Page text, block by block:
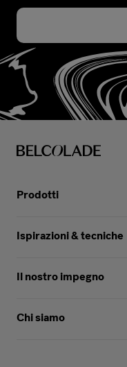
Prodotti
Ispirazioni & tecniche
Il nostro impegno
Chi siamo